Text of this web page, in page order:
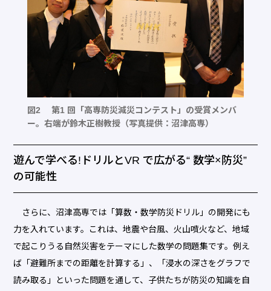
図2 第1 回「高専防災減災コンテスト」の受賞メンバ
ー。右端が鈴木正樹教授（写真提供：沼津高専）
遊んで学べる!ドリルとVR で広がる“ 数学×防災”
の可能性
さらに、沼津高専では「算数・数学防災ドリル」の開発にも
力を入れています。これは、地震や台風、火山噴火など、地域
で起こりうる自然災害をテーマにした数学の問題集です。例え
ば「避難所までの距離を計算する」、「浸水の深さをグラフで
読み取る」といった問題を通して、子供たちが防災の知識を自